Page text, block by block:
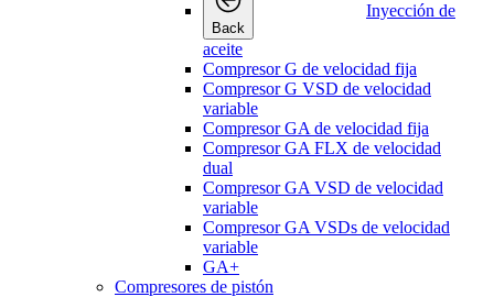
Back
Inyección de
aceite
Compresor G de velocidad fija
Compresor G VSD de velocidad
variable
Compresor GA de velocidad fija
Compresor GA FLX de velocidad
dual
Compresor GA VSD de velocidad
variable
Compresor GA VSDs de velocidad
variable
GA+
Compresores de pistón